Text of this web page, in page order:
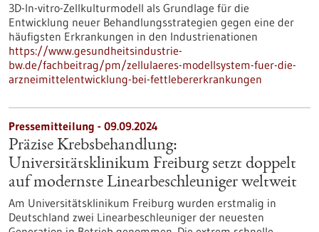
3D-In-vitro-Zellkulturmodell als Grundlage für die
Entwicklung neuer Behandlungsstrategien gegen eine der
häufigsten Erkrankungen in den Industrienationen
https://www.gesundheitsindustrie-
bw.de/fachbeitrag/pm/zellulaeres-modellsystem-fuer-die-
arzneimittelentwicklung-bei-fettlebererkrankungen
Pressemitteilung - 09.09.2024
Präzise Krebsbehandlung:
Universitätsklinikum Freiburg setzt doppelt
auf modernste Linearbeschleuniger weltweit
Am Universitätsklinikum Freiburg wurden erstmalig in
Deutschland zwei Linearbeschleuniger der neuesten